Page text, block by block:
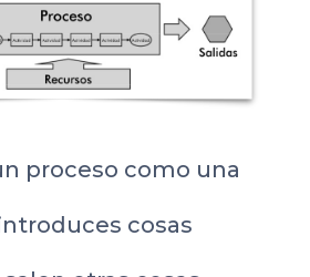
proceso como una
cosas